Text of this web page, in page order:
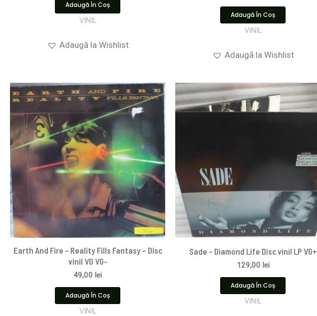
Adaugă În Coș
VINIL
Adaugă la Wishlist
Adaugă În Coș
VINIL
Adaugă la Wishlist
Earth And Fire – Reality Fills Fantasy – Disc
vinil VG VG-
49,00 lei
Adaugă În Coș
VINIL
Sade – Diamond Life Disc vinil LP VG+
129,00 lei
Adaugă În Coș
VINIL